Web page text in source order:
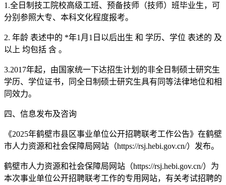
1.全日制技工院校高级工班、预备技师（技师）班毕业生，可
分别参照大专、本科文化程度报考。
2. 年龄 表述中的 *年1月1日以后出生 和 学历、学位 表述的 及
以上 均包括 含 。
3.2017年起，由国家统一下达招生计划的非全日制硕士研究生
学历、学位证书，同全日制硕士研究生具有同等法律地位和相
同效力。
四、信息发布及咨询
《2025年鹤壁市县区事业单位公开招聘联考工作公告》在鹤壁
市人力资源和社会保障局网站（https://rsj.hebi.gov.cn/）发布。
鹤壁市人力资源和社会保障局网站（https://rsj.hebi.gov.cn/）为
本次事业单位公开招聘联考工作的专用网站，有关考试招聘的